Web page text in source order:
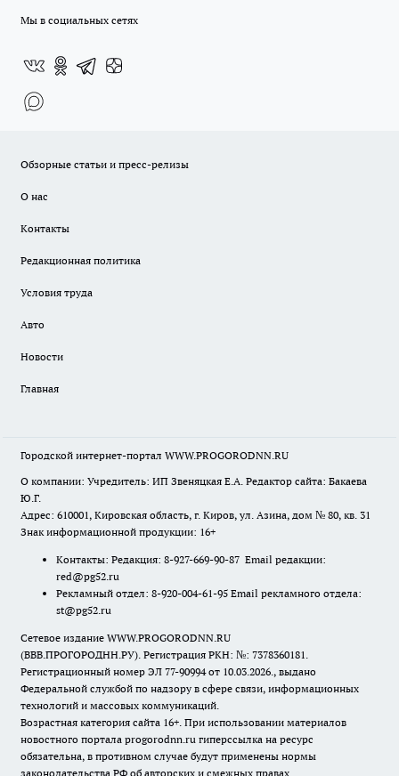
Мы в социальных сетях
Обзорные статьи и пресс-релизы
О нас
Контакты
Редакционная политика
Условия труда
Авто
Новости
Главная
Городской интернет-портал WWW.PROGORODNN.RU
О компании: Учредитель: ИП Звеняцкая Е.А. Редактор сайта: Бакаева
Ю.Г.
Адрес: 610001, Кировская область, г. Киров, ул. Азина, дом № 80, кв. 31
Знак информационной продукции: 16+
Контакты: Редакция: 8-927-669-90-87 Email редакции:
red@pg52.ru
Рекламный отдел: 8-920-004-61-95 Email рекламного отдела:
st@pg52.ru
Сетевое издание WWW.PROGORODNN.RU
(ВВВ.ПРОГОРОДНН.РУ). Регистрация РКН: №: 7378360181.
Регистрационный номер ЭЛ 77-90994 от 10.03.2026., выдано
Федеральной службой по надзору в сфере связи, информационных
технологий и массовых коммуникаций.
Возрастная категория сайта 16+. При использовании материалов
новостного портала progorodnn.ru гиперссылка на ресурс
обязательна, в противном случае будут применены нормы
законодательства РФ об авторских и смежных правах.